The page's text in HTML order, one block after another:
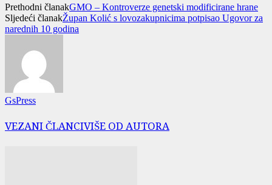
Prethodni članakGMO – Kontroverze genetski modificirane hrane
Sljedeći članakŽupan Kolić s lovozakupnicima potpisao Ugovor za
narednih 10 godina
GsPress
VEZANI ČLANCIVIŠE OD AUTORA